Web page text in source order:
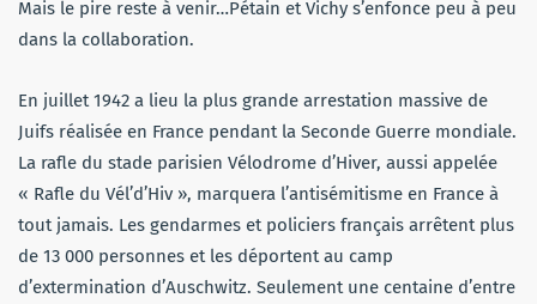
Mais le pire reste à venir…Pétain et Vichy s’enfonce peu à peu
dans la collaboration.
En juillet 1942 a lieu la plus grande arrestation massive de
Juifs réalisée en France pendant la Seconde Guerre mondiale.
La rafle du stade parisien Vélodrome d’Hiver, aussi appelée
« Rafle du Vél’d’Hiv », marquera l’antisémitisme en France à
tout jamais. Les gendarmes et policiers français arrêtent plus
de 13 000 personnes et les déportent au camp
d’extermination d’Auschwitz. Seulement une centaine d’entre